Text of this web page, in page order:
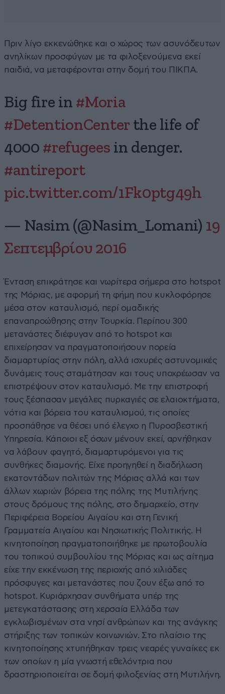
Πριν λίγο εκκενώθηκε και ο χώρος των ασυνόδευτων
ανηλίκων προσφύγων με τα φιλοξενούμενα εκεί
παιδιά, να μεταφέρονται στην δομή του ΠΙΚΠΑ.
Big fire in #Moria
#DetentionCenterthe life of
4000 #refugees in denger.
#antireport
pic.twitter.com/1Fk0ptg49h
— Nasim (@Nasim_Lomani) 19
Σεπτεμβρίου 2016
Ένταση επικράτησε και νωρίτερα σήμερα στο hotspot
της Μόριας, με αφορμή τη φήμη που κυκλοφόρησε
μέσα στον καταυλισμό, περί ομαδικής
επαναπροώθησης στην Τουρκία. Περίπου 300
μετανάστες διέφυγαν από το hotspot και
επιχείρησαν να πραγματοποιήσουν πορεία
διαμαρτυρίας στην πόλη, αλλά ισχυρές αστυνομικές
δυνάμεις τους σταμάτησαν και τους υποχρέωσαν να
επιστρέψουν στον καταυλισμό. Με την επιστροφή
τους ξέσπασαν μεγάλες πυρκαγιές σε ελαιοκτήματα,
νότια και βόρεια του καταυλισμού, τις οποίες
προσπάθησε να θέσει υπό έλεγχο η Πυροσβεστική
Υπηρεσία. Κάποιοι εξ όσων μένουν εκεί, αρνήθηκαν
να λάβουν φαγητό, διαμαρτυρόμενοι για τις
συνθήκες διαμονής. Είχε προηγηθεί η διαδήλωση
εκατοντάδων πολιτών της Μόριας αλλά και των
άλλων χωριών βόρεια της πόλης της Μυτιλήνης
στους δρόμους της πόλης, στο δημαρχείο, στην
Περιφέρεια Βορείου Αιγαίου και στη Γενική
Γραμματεία Αιγαίου και Νησιωτικής Πολιτικής. Η
κινητοποίηση πραγματοποιήθηκε με πρωτοβουλία
του τοπικού συμβουλίου της Μόριας και ως αίτημα
είχε την εκκένωση της περιοχής από χιλιάδες
πρόσφυγες και μετανάστες που ζουν έξω από το
hotspot. Κυριάρχησαν συνθήματα υπέρ της
μετεγκατάστασης στη χερσαία Ελλάδα των
εγκλωβισμένων στα νησί ανθρώπων και της ανάγκης
στήριξης των τοπικών κοινωνιών. Στο πλαίσιο της
κινητοποίησης χτυπήθηκαν τρεις νεαρές γυναίκες εκ
των οποίων η μία γνωστή εθελόντρια που
δραστηριοποιείται σε δομή φιλοξενίας στη Μυτιλήνη.